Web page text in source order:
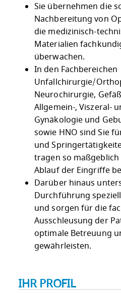
Sie übernehmen die
Nachbereitung von
die medizinisch-
Materialien
überwachen.
In den Fachbereichen
Unfallchirurgie/
Neurochirurgie,
Allgemein-, Viszeral-
Gynäkologie und
sowie HNO sind Sie
und
tragen so
Ablauf der Eingriffe
Darüber hinaus
Durchführung
und sorgen für die
Ausschleusung der
optimale Betreuung
gewährleisten.
IHR PROFIL